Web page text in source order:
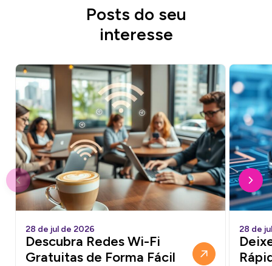
Posts do seu
interesse
28 de jul de 2026
Descubra Redes Wi-Fi
Gratuitas de Forma Fácil
28 de